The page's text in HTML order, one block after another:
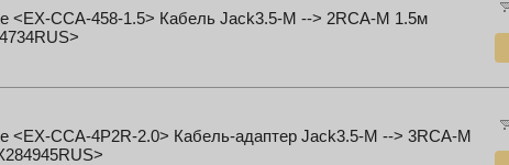
<EX-CCA-458-1.5> Кабель Jack3.5-M --> 2RCA-M 1.5м
<EX-CCA-4P2R-2.0> Кабель-адаптер Jack3.5-M --> 3RCA-M